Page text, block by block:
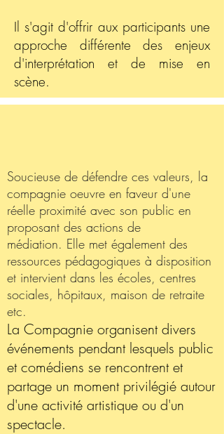
Il s'agit d'offrir aux participants une
approche différente des enjeux
d'interprétation et de mise en
scène.
Soucieuse de défendre ces valeurs, la
compagnie oeuvre en faveur d'une
réelle proximité avec son public en
proposant des actions de
médiation. Elle met également des
ressources pédagogiques à disposition
et intervient dans les écoles, centres
sociales, hôpitaux, maison de retraite
etc.
La Compagnie organisent divers
événements pendant lesquels public
et comédiens se rencontrent et
partage un moment privilégié autour
d'une activité artistique ou d'un
spectacle.